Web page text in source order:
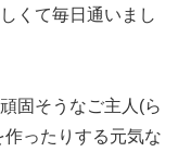
くて毎日通いまし
固そうなご主人(ら
ったりする元気な